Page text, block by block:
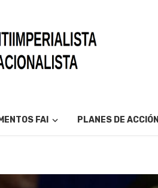
FAI PLANES DE ACCIÓN